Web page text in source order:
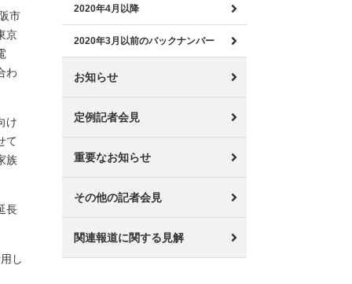
市
京
わ
け
て
族
長
し
2020年4月以降
2020年3月以前のバックナンバー
お知らせ
定例記者会見
重要なお知らせ
その他の記者会見
関連報道に関する見解